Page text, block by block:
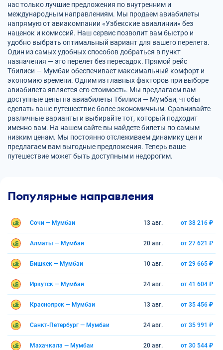
нас только лучшие предложения по внутренним и
международным направлениям. Мы продаем авиабилеты
напрямую от авиакомпании «Узбекские авиалинии» без
наценок и комиссий. Наш сервис позволит вам быстро и
удобно выбрать оптимальный вариант для вашего перелета.
Один из самых удобных способов добраться в пункт
назначения — это перелет без пересадок. Прямой рейс
Тбилиси — Мумбаи обеспечивает максимальный комфорт и
экономию времени. Одним из главных факторов при выборе
авиабилета является его стоимость. Мы предлагаем вам
доступные цены на авиабилеты Тбилиси — Мумбаи, чтобы
сделать ваше путешествие более экономичным. Сравнивайте
различные варианты и выбирайте тот, который подходит
именно вам. На нашем сайте вы найдете билеты по самым
низким ценам. Мы постоянно отслеживаем динамику цен и
предлагаем вам выгодные предложения. Теперь ваше
путешествие может быть доступным и недорогим.
Популярные направления
Сочи — Мумбаи 13 авг. от 38 216 ₽
Алматы — Мумбаи 20 авг. от 27 621 ₽
Бишкек — Мумбаи 10 авг. от 29 665 ₽
Иркутск — Мумбаи 24 авг. от 41 604 ₽
Красноярск — Мумбаи 13 авг. от 35 456 ₽
Санкт-Петербург — Мумбаи 24 авг. от 35 991 ₽
Махачкала — Мумбаи 20 авг. от 30 544 ₽